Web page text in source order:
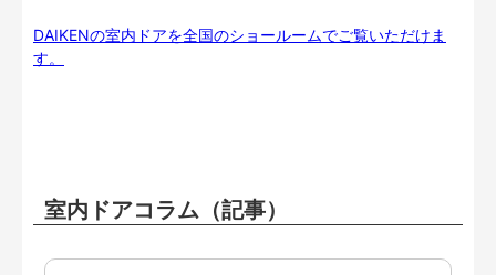
DAIKENの室内ドアを全国のショールームでご覧いただけま
す。
室内ドアコラム（記事）